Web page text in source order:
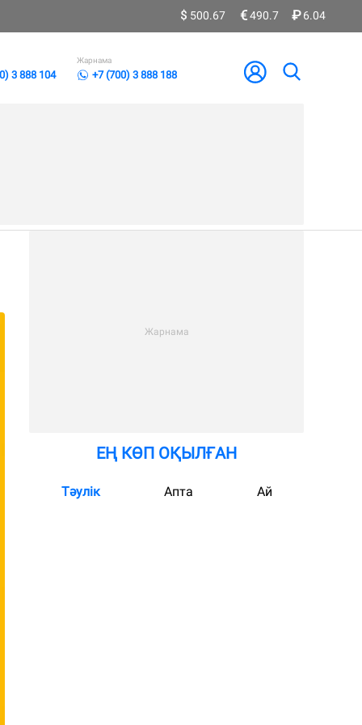
500.67 490.7 6.04
3 888 104
Жарнама
+7 (700) 3 888 188
ЕҢ КӨП ОҚЫЛҒАН
Тәулік Апта Ай